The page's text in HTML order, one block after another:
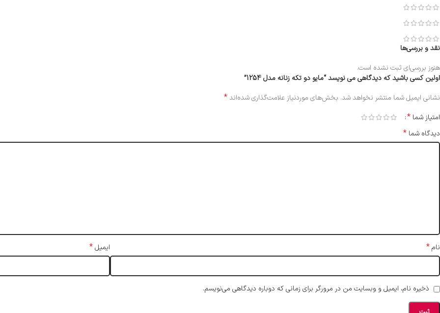
نقد و بررسی‌ها
هنوز بررسی‌ای ثبت نشده است.
اولین کسی باشید که دیدگاهی می نویسد “مایو دو تکه زنانه مدل 1254”
نشانی ایمیل شما منتشر نخواهد شد. بخش‌های موردنیاز علامت‌گذاری شده‌اند*
امتیاز شما *
دیدگاه شما *
نام* ایمیل*
ذخیره نام، ایمیل و وبسایت من در مرورگر برای زمانی که دوباره دیدگاهی می‌نویسم.